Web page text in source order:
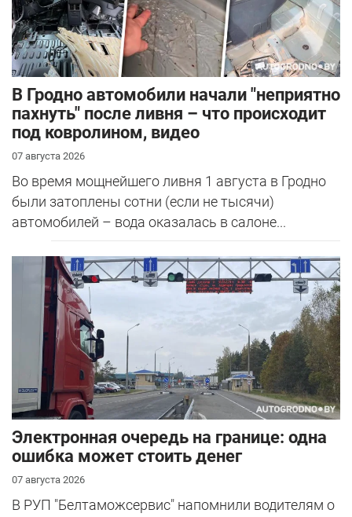
В Гродно автомобили начали "неприятно
пахнуть" после ливня – что происходит
под ковролином, видео
07 августа 2026
Во время мощнейшего ливня 1 августа в Гродно
были затоплены сотни (если не тысячи)
автомобилей – вода оказалась в салоне...
Электронная очередь на границе: одна
ошибка может стоить денег
07 августа 2026
В РУП "Белтаможсервис" напомнили водителям о